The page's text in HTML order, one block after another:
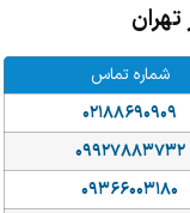
شماره تماس
۰۲۱۸۸۶۹۰۹۰۹
۰۹۹۲۷۸۸۳۷۳۲
۰۹۳۶۶۰۰۳۱۸۰